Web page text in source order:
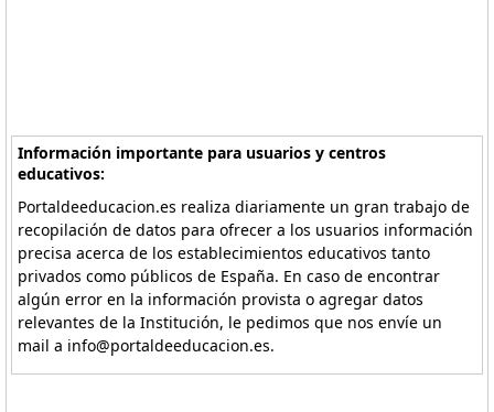
Información importante para usuarios y centros
educativos:
Portaldeeducacion.es realiza diariamente un gran trabajo de
recopilación de datos para ofrecer a los usuarios información
precisa acerca de los establecimientos educativos tanto
privados como públicos de España. En caso de encontrar
algún error en la información provista o agregar datos
relevantes de la Institución, le pedimos que nos envíe un
mail a info@portaldeeducacion.es.